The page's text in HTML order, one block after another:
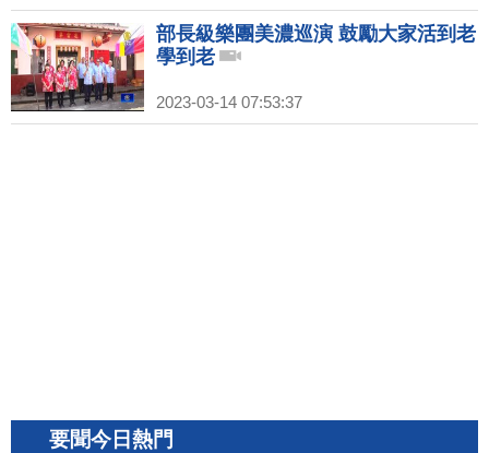
部長級樂團美濃巡演 鼓勵大家活到老
學到老
2023-03-14 07:53:37
要聞今日熱門